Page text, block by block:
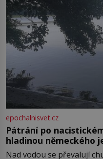
epochalnisvet.cz
Pátrání po
hladinou německého
Nad vodou se převalují